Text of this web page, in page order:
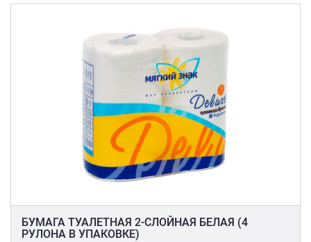
БУМАГА ТУАЛЕТНАЯ 2-СЛОЙНАЯ БЕЛАЯ (4
РУЛОНА В УПАКОВКЕ)